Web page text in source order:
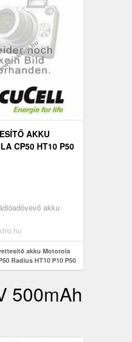
AKKU
CP50 HT10 P50
P10 P50
akku
akku Motorola
Radius HT10 P10 P50
500mAh